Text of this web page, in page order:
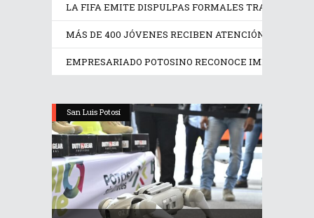
LA FIFA EMITE DISPULPAS FORMALES TRAS LA
MÁS DE 400 JÓVENES RECIBEN ATENCIÓN
EMPRESARIADO POTOSINO RECONOCE IMPULSO
San Luis Potosí